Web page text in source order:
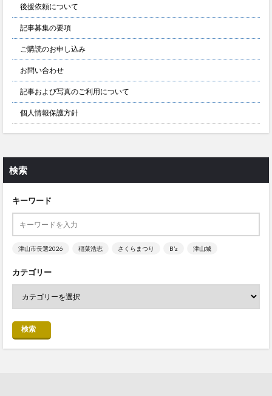
後援依頼について
記事募集の要項
ご購読のお申し込み
お問い合わせ
記事および写真のご利用について
個人情報保護方針
検索
キーワード
津山市長選2026 稲葉浩志 さくらまつり B’z 津山城
カテゴリー
検索